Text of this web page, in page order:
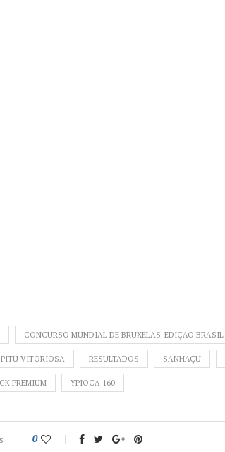
CONCURSO MUNDIAL DE BRUXELAS-EDIÇÃO BRASIL
PITÚ VITORIOSA RESULTADOS SANHAÇU
PREMIUM YPIOCA 160
0